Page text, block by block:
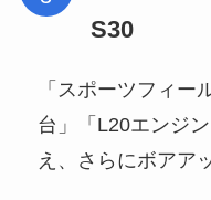
S30
「スポーツフィー
台」「L20エンジ
え、さらにボアア